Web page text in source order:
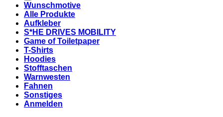
Wunschmotive
Alle Produkte
Aufkleber
S*HE DRIVES MOBILITY
Game of Toiletpaper
T-Shirts
Hoodies
Stofftaschen
Warnwesten
Fahnen
Sonstiges
Anmelden